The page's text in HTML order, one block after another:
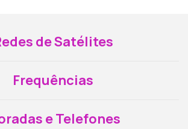
de Satélites
Frequências
e Telefones